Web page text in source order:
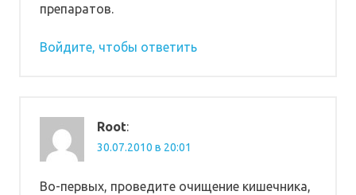
препаратов.
Войдите, чтобы ответить
Root:
30.07.2010 в 20:01
Во-первых, проведите очищение кишечника,